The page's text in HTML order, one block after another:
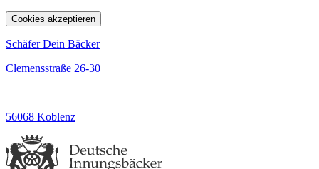
Cookies akzeptieren
Schäfer Dein Bäcker
Clemensstraße 26-30
56068 Koblenz